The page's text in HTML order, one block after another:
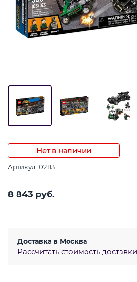
Нет в наличии
Артикул: 02113
8 843 руб.
Доставка в Москва
Рассчитать стоимость доставки